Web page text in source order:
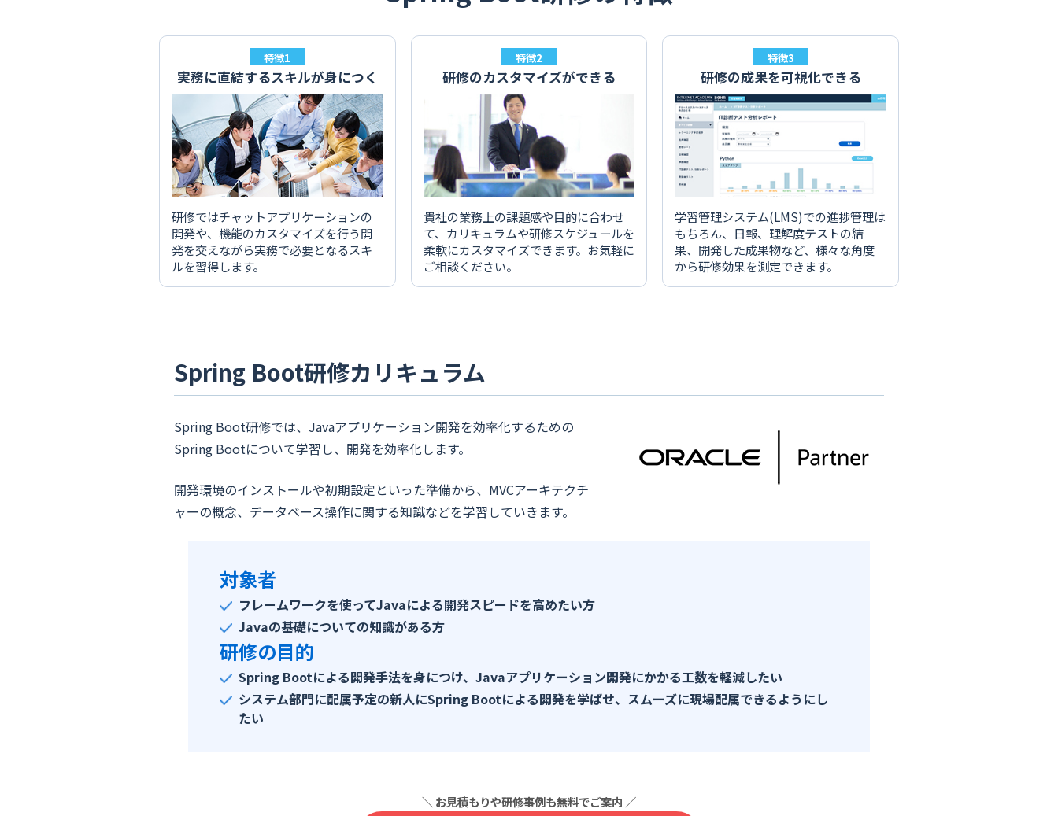
特徴1
実務に直結するスキルが身につく
研修ではチャットアプリケーションの
開発や、機能のカスタマイズを行う開
発を交えながら実務で必要となるスキ
ルを習得します。
特徴2
研修のカスタマイズができる
貴社の業務上の課題感や目的に合わせ
て、カリキュラムや研修スケジュールを
柔軟にカスタマイズできます。お気軽に
ご相談ください。
特徴3
研修の成果を可視化できる
学習管理システム(LMS)での進捗管理は
もちろん、日報、理解度テストの結
果、開発した成果物など、様々な角度
から研修効果を測定できます。
Spring Boot研修カリキュラム
Spring Boot研修では、Javaアプリケーション開発を効率化するための
Spring Bootについて学習し、開発を効率化します。
開発環境のインストールや初期設定といった準備から、MVCアーキテクチ
ャーの概念、データベース操作に関する知識などを学習していきます。
対象者
フレームワークを使ってJavaによる開発スピードを高めたい方
Javaの基礎についての知識がある方
研修の目的
Spring Bootによる開発手法を身につけ、Javaアプリケーション開発にかかる工数を軽減したい
システム部門に配属予定の新人にSpring Bootによる開発を学ばせ、スムーズに現場配属できるようにし
たい